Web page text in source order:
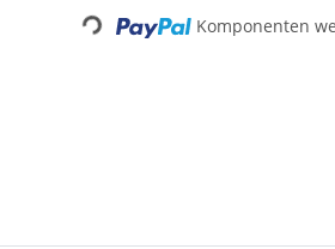
Loading... Komponenten